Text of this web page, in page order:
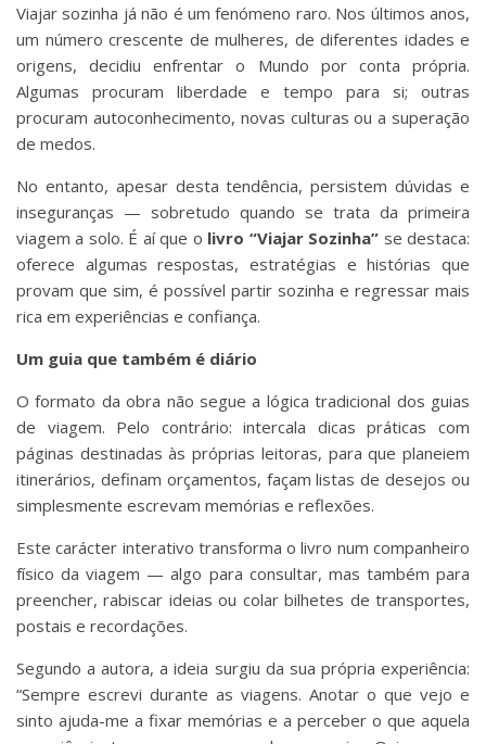
Viajar sozinha já não é um fenómeno raro. Nos últimos anos,
um número crescente de mulheres, de diferentes idades e
origens, decidiu enfrentar o Mundo por conta própria.
Algumas procuram liberdade e tempo para si; outras
procuram autoconhecimento, novas culturas ou a superação
de medos.
No entanto, apesar desta tendência, persistem dúvidas e
inseguranças — sobretudo quando se trata da primeira
viagem a solo. É aí que o livro “Viajar Sozinha” se destaca:
oferece algumas respostas, estratégias e histórias que
provam que sim, é possível partir sozinha e regressar mais
rica em experiências e confiança.
Um guia que também é diário
O formato da obra não segue a lógica tradicional dos guias
de viagem. Pelo contrário: intercala dicas práticas com
páginas destinadas às próprias leitoras, para que planeiem
itinerários, definam orçamentos, façam listas de desejos ou
simplesmente escrevam memórias e reflexões.
Este carácter interativo transforma o livro num companheiro
físico da viagem — algo para consultar, mas também para
preencher, rabiscar ideias ou colar bilhetes de transportes,
postais e recordações.
Segundo a autora, a ideia surgiu da sua própria experiência:
“Sempre escrevi durante as viagens. Anotar o que vejo e
sinto ajuda-me a fixar memórias e a perceber o que aquela